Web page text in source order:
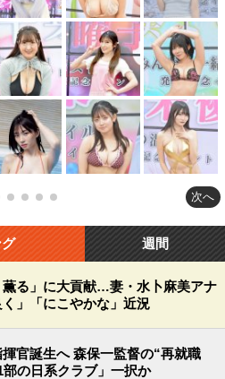
次へ
週間
る」に大貢献…妻・水卜麻美アナ
」「にこやかな」近況
官誕生へ 森保一監督の“再就職
の日系クラブ」一択か